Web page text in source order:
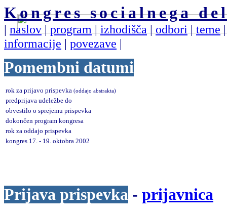
Kongres socialnega
| naslov | program | izhodišča | odbori | teme
informacije | povezave |
Pomembni datumi
rok za prijavo prispevka (oddajo abstrakta)
predprijava udeležbe do
obvestilo o sprejemu prispevka
dokončen program kongresa
rok za oddajo prispevka
kongres 17. - 19. oktobra 2002
Prijava prispevka - prijavnica